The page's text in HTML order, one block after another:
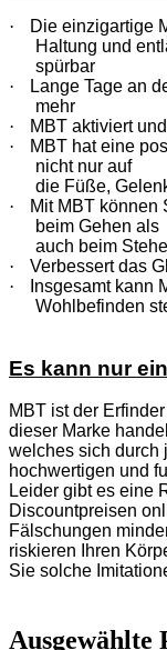
·
Die einzigartige
Haltung und
spürbar
·
Lange Tage an
mehr
·
MBT aktiviert
·
MBT hat eine
nicht nur auf
die Füße,
·
Mit MBT können
beim Gehen als
auch beim
·
Verbessert das
·
Insgesamt kann
Wohlbefinden
Es kann nur
MBT ist der
dieser Marke
welches sich durch
hochwertigen und
Leider gibt es eine
Discountpreisen
Fälschungen
riskieren Ihren
Sie solche
Ausgewählte